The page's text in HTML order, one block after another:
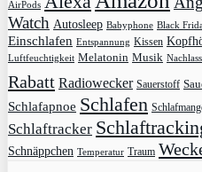
AirPods
Watch Autosleep Babyphone Black
Einschlafen Entspannung Kissen
Luftfeuchtigkeit Melatonin Musik Nachlass
Rabatt Radiowecker Sauerstoff
Schlafapnoe Schlafen
Schlaftracker
Schnäppchen Temperatur Traum